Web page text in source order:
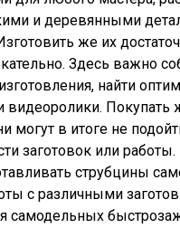
и деревянными
же их
Здесь важно
найти
видеоролики. Покупать
могут в итоге не
заготовок или
струбцины
с различными
самодельных